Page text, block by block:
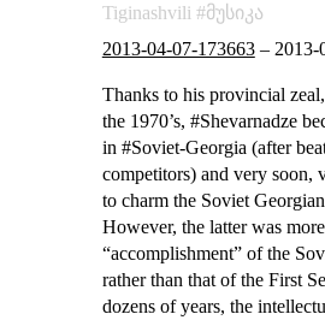
Tiginashvili
მუსიკა
2013-04-07-173663– 2013-
Thanks to his provincial
the 1970’s, #Shevarnadze
in #Soviet-Georgia (after
competitors) and very soon,
to charm the Soviet
However, the latter was
“accomplishment” of the
rather than that of the First
dozens of years, the